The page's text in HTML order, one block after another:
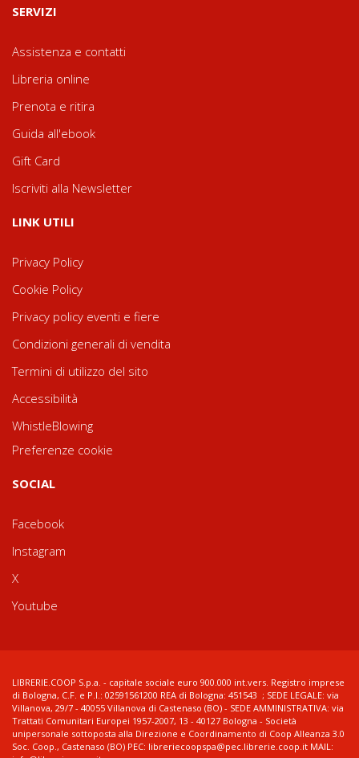
SERVIZI
Assistenza e contatti
Libreria online
Prenota e ritira
Guida all'ebook
Gift Card
Iscriviti alla Newsletter
LINK UTILI
Privacy Policy
Cookie Policy
Privacy policy eventi e fiere
Condizioni generali di vendita
Termini di utilizzo del sito
Accessibilità
WhistleBlowing
Preferenze cookie
SOCIAL
Facebook
Instagram
X
Youtube
LIBRERIE.COOP S.p.a. - capitale sociale euro 900.000 int.vers. Registro imprese
di Bologna, C.F. e P.I.: 02591561200 REA di Bologna: 451543 ; SEDE LEGALE: via
Villanova, 29/7 - 40055 Villanova di Castenaso (BO) - SEDE AMMINISTRATIVA: via
Trattati Comunitari Europei 1957-2007, 13 - 40127 Bologna - Società
unipersonale sottoposta alla Direzione e Coordinamento di Coop Alleanza 3.0
Soc. Coop., Castenaso (BO) PEC: libreriecoopspa@pec.librerie.coop.it MAIL: